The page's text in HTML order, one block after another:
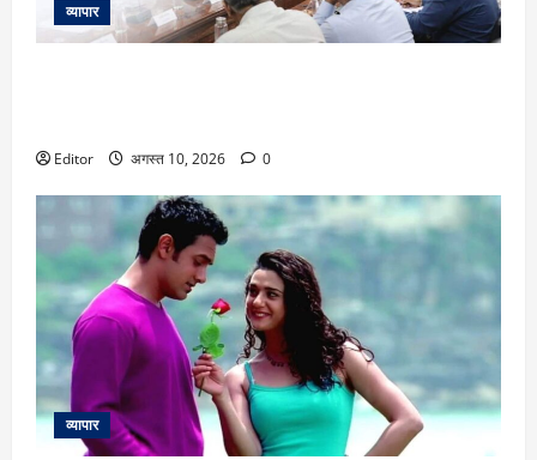
व्यापार
Editor अगस्त 10, 2026 0
व्यापार